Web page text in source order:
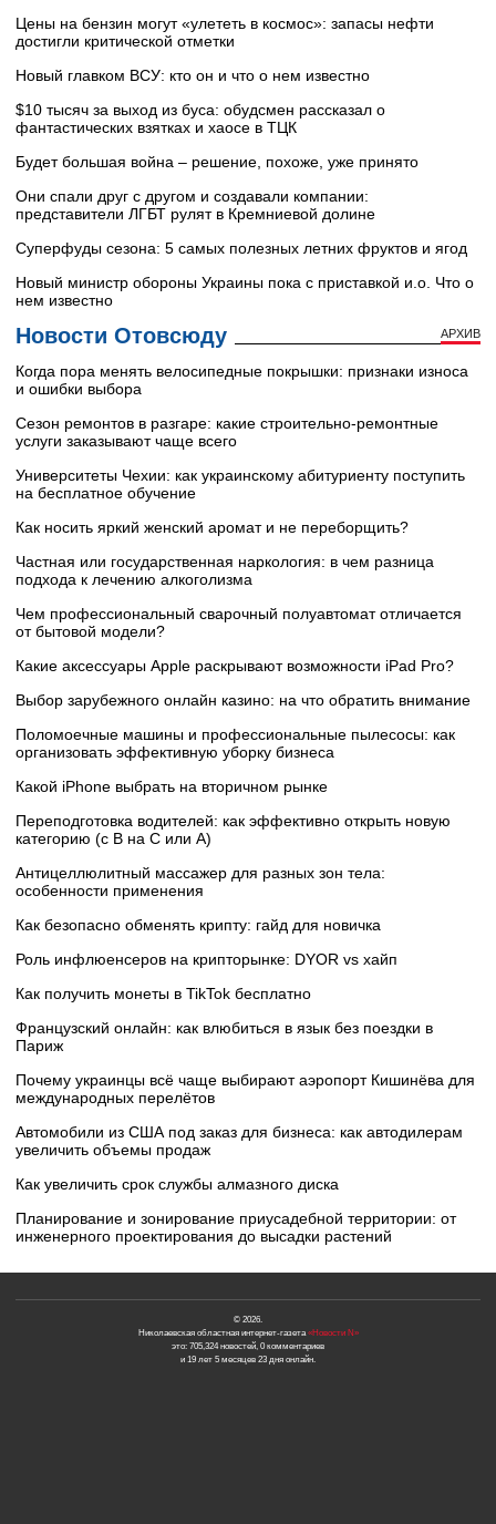
Цены на бензин могут «улететь в космос»: запасы нефти
достигли критической отметки
Новый главком ВСУ: кто он и что о нем известно
$10 тысяч за выход из буса: обудсмен рассказал о
фантастических взятках и хаосе в ТЦК
Будет большая война – решение, похоже, уже принято
Они спали друг с другом и создавали компании:
представители ЛГБТ рулят в Кремниевой долине
Суперфуды сезона: 5 самых полезных летних фруктов и ягод
Новый министр обороны Украины пока с приставкой и.о. Что о
нем известно
Новости Отовсюду АРХИВ
Когда пора менять велосипедные покрышки: признаки износа
и ошибки выбора
Сезон ремонтов в разгаре: какие строительно-ремонтные
услуги заказывают чаще всего
Университеты Чехии: как украинскому абитуриенту поступить
на бесплатное обучение
Как носить яркий женский аромат и не переборщить?
Частная или государственная наркология: в чем разница
подхода к лечению алкоголизма
Чем профессиональный сварочный полуавтомат отличается
от бытовой модели?
Какие аксессуары Apple раскрывают возможности iPad Pro?
Выбор зарубежного онлайн казино: на что обратить внимание
Поломоечные машины и профессиональные пылесосы: как
организовать эффективную уборку бизнеса
Какой iPhone выбрать на вторичном рынке
Переподготовка водителей: как эффективно открыть новую
категорию (с B на C или А)
Антицеллюлитный массажер для разных зон тела:
особенности применения
Как безопасно обменять крипту: гайд для новичка
Роль инфлюенсеров на крипторынке: DYOR vs хайп
Как получить монеты в TikTok бесплатно
Французский онлайн: как влюбиться в язык без поездки в
Париж
Почему украинцы всё чаще выбирают аэропорт Кишинёва для
международных перелётов
Автомобили из США под заказ для бизнеса: как автодилерам
увеличить объемы продаж
Как увеличить срок службы алмазного диска
Планирование и зонирование приусадебной территории: от
инженерного проектирования до высадки растений
© 2026.
Николаевская областная интернет-газета«Новости N»
это: 705,324 новостей, 0 комментариев
и 19 лет 5 месяцев 23 дня онлайн.